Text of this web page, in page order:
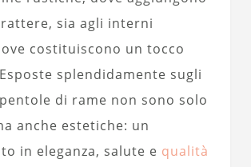
sia agli interni
costituiscono un tocco
splendidamente sugli
di rame non sono solo
anche estetiche: un
in eleganza, salute e qualità